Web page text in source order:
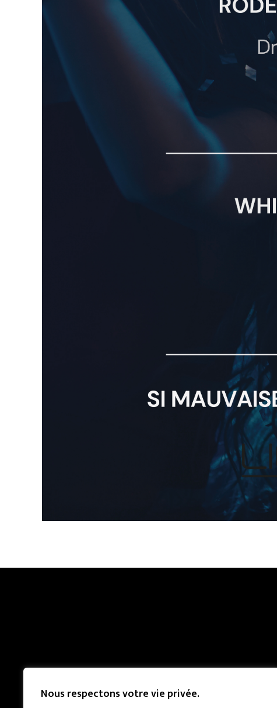
Nous respectons votre vie privée.